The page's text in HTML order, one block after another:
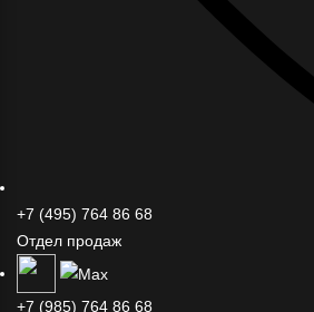
+7 (495) 764 86 68
Отдел продаж
+7 (985) 764 86 68